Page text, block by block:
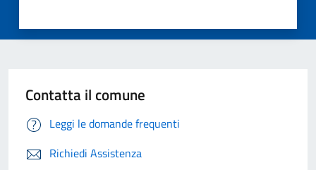
Contatta il comune
Leggi le domande frequenti
Richiedi Assistenza